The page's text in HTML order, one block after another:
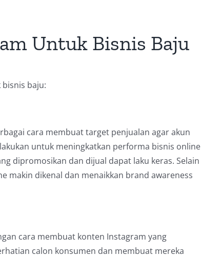
Untuk Bisnis Baju
baju:
cara membuat target penjualan agar akun
untuk meningkatkan performa bisnis online
dipromosikan dan dijual dapat laku keras. Selain
makin dikenal dan menaikkan brand awareness
cara membuat konten Instagram yang
calon konsumen dan membuat mereka